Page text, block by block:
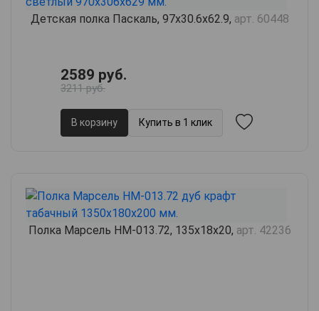
Детская полка Паскаль, 97х30.6х62.9, арт. 60448
2589 руб.
3211 руб.
В корзину Купить в 1 клик
Полка Марсель НМ-013.72, 135х18х20, арт. 42236